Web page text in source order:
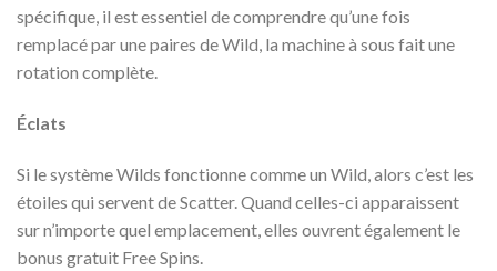
spécifique, il est essentiel de comprendre qu’une fois
remplacé par une paires de Wild, la machine à sous fait une
rotation complète.
Éclats
Si le système Wilds fonctionne comme un Wild, alors c’est les
étoiles qui servent de Scatter. Quand celles-ci apparaissent
sur n’importe quel emplacement, elles ouvrent également le
bonus gratuit Free Spins.